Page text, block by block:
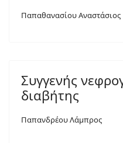
Παπαθανασίου Αναστάσιος
Συγγενής
διαβήτης
Παπανδρέου Λάμπρος